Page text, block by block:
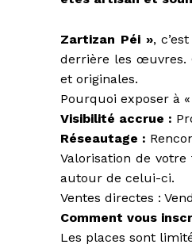
Zartizan Péi »,
derrière les œuvres.
et originales.
Pourquoi exposer à
Visibilité accrue :
Réseautage :
Valorisation de
autour de celui-ci.
Ventes directes :
Comment vous
Les places sont